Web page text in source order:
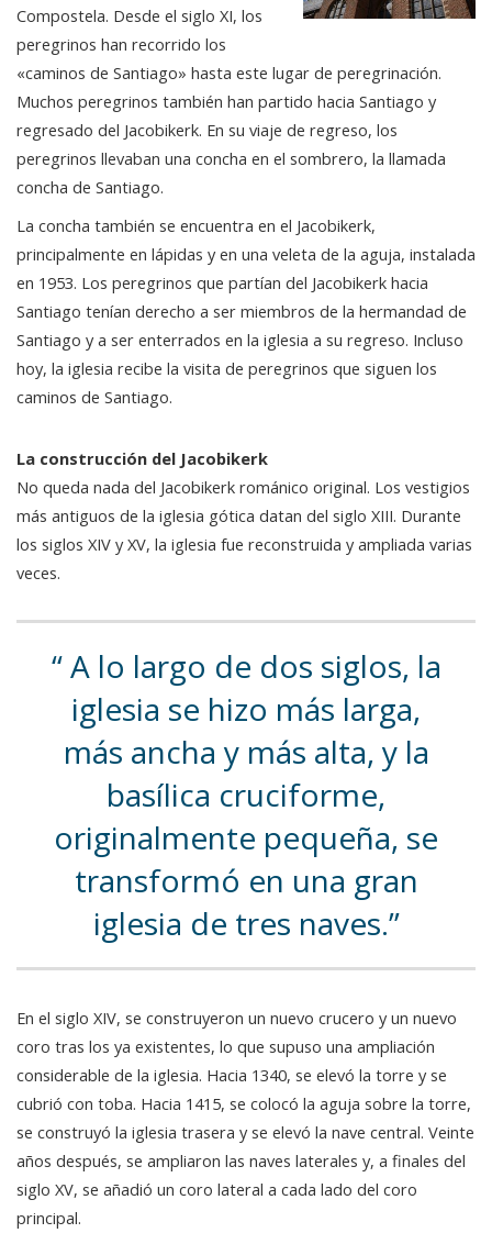
Compostela. Desde el siglo XI, los
peregrinos han recorrido los
«caminos de Santiago» hasta este lugar de peregrinación.
Muchos peregrinos también han partido hacia Santiago y
regresado del Jacobikerk. En su viaje de regreso, los
peregrinos llevaban una concha en el sombrero, la llamada
concha de Santiago.
La concha también se encuentra en el Jacobikerk,
principalmente en lápidas y en una veleta de la aguja, instalada
en 1953. Los peregrinos que partían del Jacobikerk hacia
Santiago tenían derecho a ser miembros de la hermandad de
Santiago y a ser enterrados en la iglesia a su regreso. Incluso
hoy, la iglesia recibe la visita de peregrinos que siguen los
caminos de Santiago.
La construcción del Jacobikerk
No queda nada del Jacobikerk románico original. Los vestigios
más antiguos de la iglesia gótica datan del siglo XIII. Durante
los siglos XIV y XV, la iglesia fue reconstruida y ampliada varias
veces.
A lo largo de dos siglos, la
iglesia se hizo más larga,
más ancha y más alta, y la
basílica cruciforme,
originalmente pequeña, se
transformó en una gran
iglesia de tres naves.
En el siglo XIV, se construyeron un nuevo crucero y un nuevo
coro tras los ya existentes, lo que supuso una ampliación
considerable de la iglesia. Hacia 1340, se elevó la torre y se
cubrió con toba. Hacia 1415, se colocó la aguja sobre la torre,
se construyó la iglesia trasera y se elevó la nave central. Veinte
años después, se ampliaron las naves laterales y, a finales del
siglo XV, se añadió un coro lateral a cada lado del coro
principal.